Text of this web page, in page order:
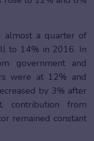
almost a quarter of
to 14% in 2016. In
government and
were at 12% and
by 3% after
contribution from
remained constant